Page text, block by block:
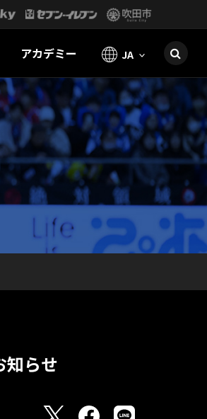
アカデミー JA
知らせ